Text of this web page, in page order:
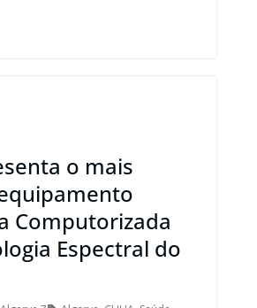
o mais
Computorizada
Espectral do